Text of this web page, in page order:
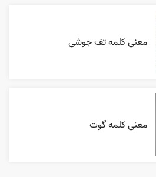
معنی کلمه تف جوشی
معنی کلمه گوت